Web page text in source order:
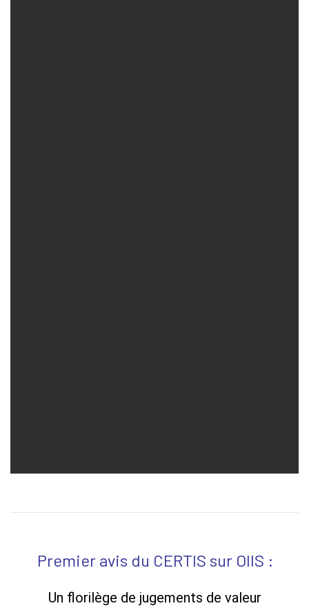
Premier avis du CERTIS sur OIIS :
Un florilège de jugements de valeur